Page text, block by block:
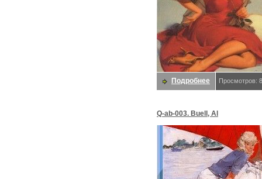
Подробнее Просмотров:
Q-ab-003. Buell, Al